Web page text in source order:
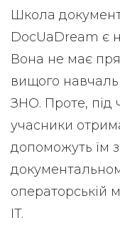
Школа
DocUaDream є
Вона не має
вищого
ЗНО. Проте, під
учасники
допоможуть їм
операторській
IT.